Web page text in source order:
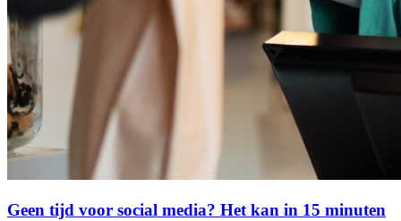
Geen tijd voor social media? Het kan in 15 minuten